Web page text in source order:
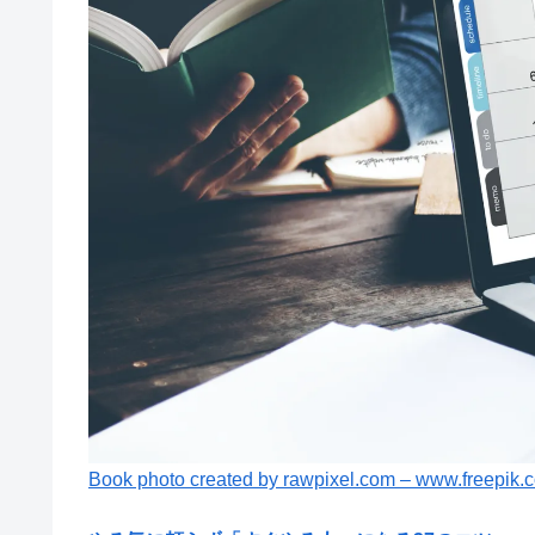
Book photo created by rawpixel.com –